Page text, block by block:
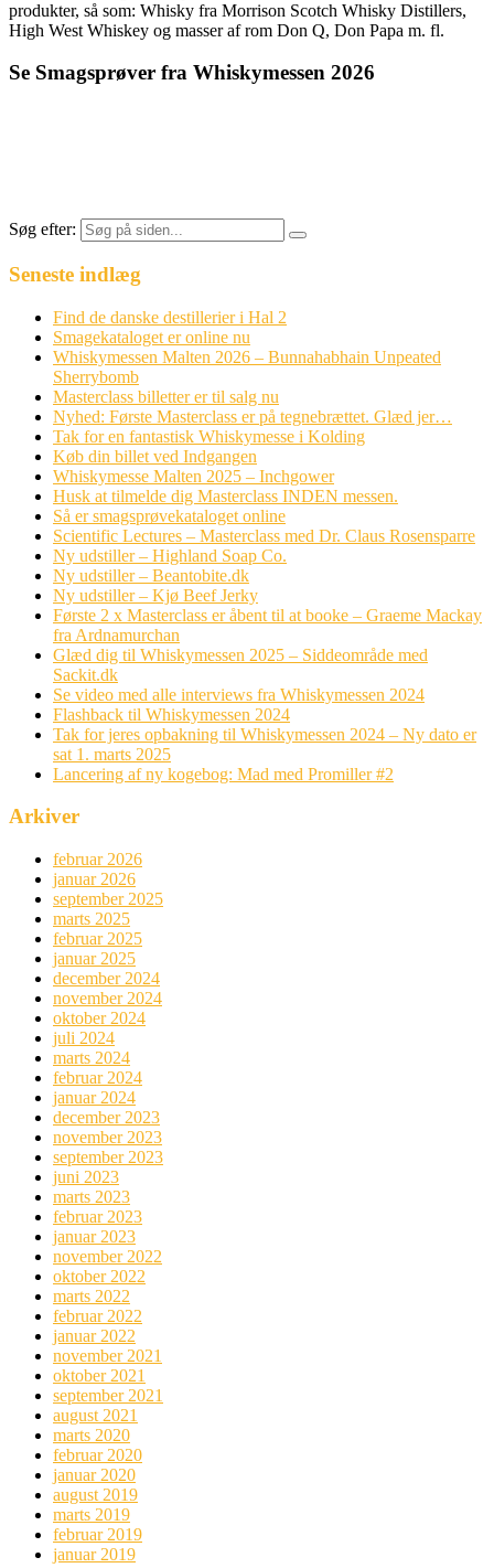
produkter, så som: Whisky fra Morrison Scotch Whisky Distillers,
High West Whiskey og masser af rom Don Q, Don Papa m. fl.
Se Smagsprøver fra Whiskymessen 2026
Søg efter:
Seneste indlæg
Find de danske destillerier i Hal 2
Smagekataloget er online nu
Whiskymessen Malten 2026 – Bunnahabhain Unpeated
Sherrybomb
Masterclass billetter er til salg nu
Nyhed: Første Masterclass er på tegnebrættet. Glæd jer…
Tak for en fantastisk Whiskymesse i Kolding
Køb din billet ved Indgangen
Whiskymesse Malten 2025 – Inchgower
Husk at tilmelde dig Masterclass INDEN messen.
Så er smagsprøvekataloget online
Scientific Lectures – Masterclass med Dr. Claus Rosensparre
Ny udstiller – Highland Soap Co.
Ny udstiller – Beantobite.dk
Ny udstiller – Kjø Beef Jerky
Første 2 x Masterclass er åbent til at booke – Graeme Mackay
fra Ardnamurchan
Glæd dig til Whiskymessen 2025 – Siddeområde med
Sackit.dk
Se video med alle interviews fra Whiskymessen 2024
Flashback til Whiskymessen 2024
Tak for jeres opbakning til Whiskymessen 2024 – Ny dato er
sat 1. marts 2025
Lancering af ny kogebog: Mad med Promiller #2
Arkiver
februar 2026
januar 2026
september 2025
marts 2025
februar 2025
januar 2025
december 2024
november 2024
oktober 2024
juli 2024
marts 2024
februar 2024
januar 2024
december 2023
november 2023
september 2023
juni 2023
marts 2023
februar 2023
januar 2023
november 2022
oktober 2022
marts 2022
februar 2022
januar 2022
november 2021
oktober 2021
september 2021
august 2021
marts 2020
februar 2020
januar 2020
august 2019
marts 2019
februar 2019
januar 2019